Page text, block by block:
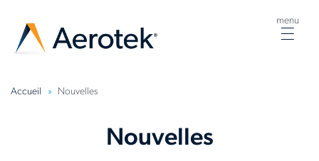
menu
Accueil Nouvelles
Nouvelles